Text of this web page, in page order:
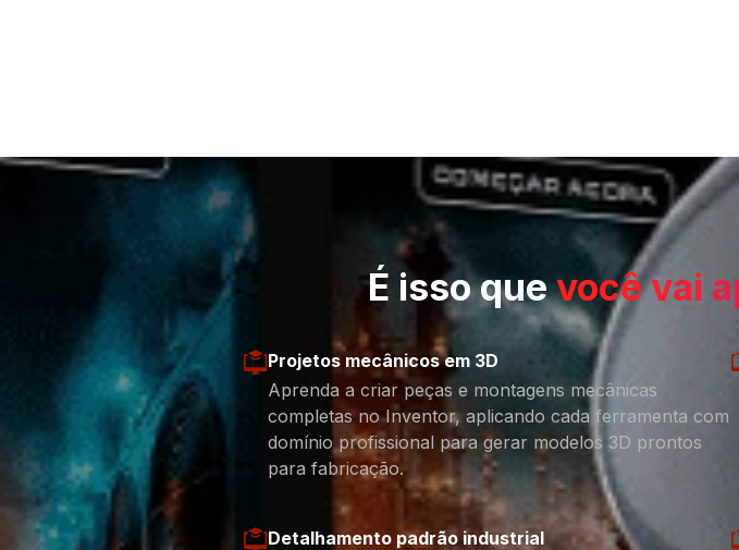
É isso quevocê vai
Projetos mecânicos em 3D
Aprenda a criar peças e montagens mecânicas
completas no Inventor, aplicando cada ferramenta com
domínio profissional para gerar modelos 3D prontos
para fabricação.
Detalhamento padrão industrial